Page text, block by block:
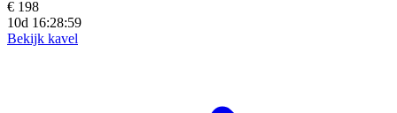
€ 198
10d 16:28:57
Bekijk kavel